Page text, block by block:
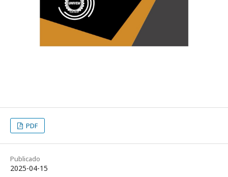
PDF
Publicado
2025-04-15